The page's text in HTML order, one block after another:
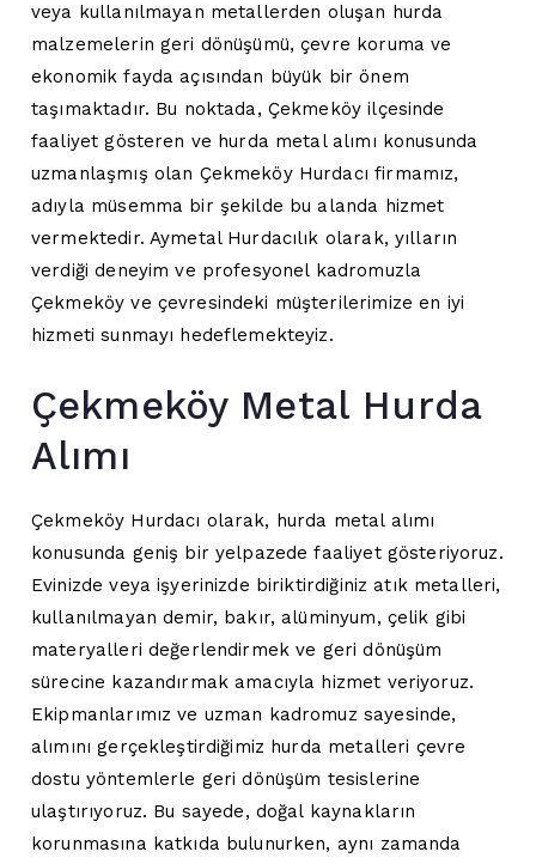
veya kullanılmayan metallerden oluşan hurda
malzemelerin geri dönüşümü, çevre koruma ve
ekonomik fayda açısından büyük bir önem
taşımaktadır. Bu noktada, Çekmeköy ilçesinde
faaliyet gösteren ve hurda metal alımı konusunda
uzmanlaşmış olan Çekmeköy Hurdacı firmamız,
adıyla müsemma bir şekilde bu alanda hizmet
vermektedir. Aymetal Hurdacılık olarak, yılların
verdiği deneyim ve profesyonel kadromuzla
Çekmeköy ve çevresindeki müşterilerimize en iyi
hizmeti sunmayı hedeflemekteyiz.
Çekmeköy Metal Hurda
Alımı
Çekmeköy Hurdacı olarak, hurda metal alımı
konusunda geniş bir yelpazede faaliyet gösteriyoruz.
Evinizde veya işyerinizde biriktirdiğiniz atık metalleri,
kullanılmayan demir, bakır, alüminyum, çelik gibi
materyalleri değerlendirmek ve geri dönüşüm
sürecine kazandırmak amacıyla hizmet veriyoruz.
Ekipmanlarımız ve uzman kadromuz sayesinde,
alımını gerçekleştirdiğimiz hurda metalleri çevre
dostu yöntemlerle geri dönüşüm tesislerine
ulaştırıyoruz. Bu sayede, doğal kaynakların
korunmasına katkıda bulunurken, aynı zamanda